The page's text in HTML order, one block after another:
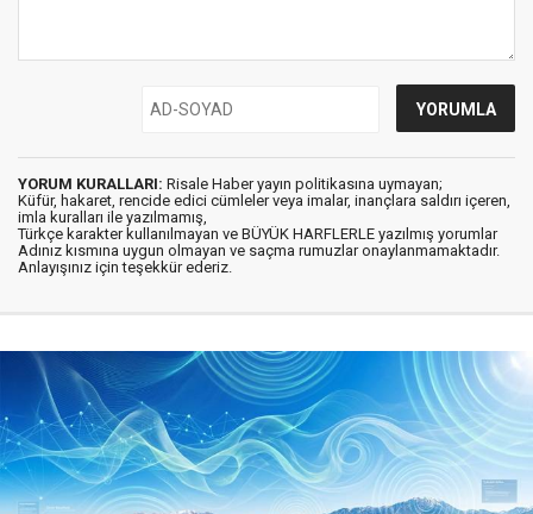
YORUM KURALLARI: Risale Haber yayın politikasına uymayan;
Küfür, hakaret, rencide edici cümleler veya imalar, inançlara saldırı içeren,
imla kuralları ile yazılmamış,
Türkçe karakter kullanılmayan ve BÜYÜK HARFLERLE yazılmış yorumlar
Adınız kısmına uygun olmayan ve saçma rumuzlar onaylanmamaktadır.
Anlayışınız için teşekkür ederiz.